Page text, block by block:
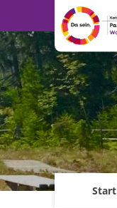
Zum Inhalt springen
Start